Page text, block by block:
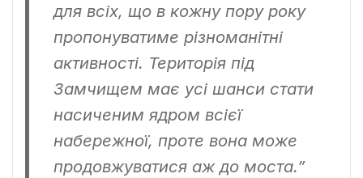
для всіх, що в кожну пору року
пропонуватиме різноманітні
активності. Територія під
Замчищем має усі шанси стати
насиченим ядром всієї
набережної, проте вона може
продовжуватися аж до моста.”